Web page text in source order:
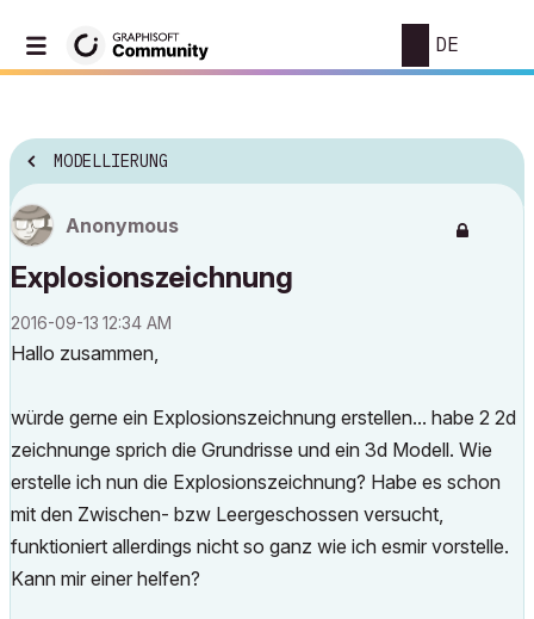
DE
MODELLIERUNG
Anonymous
Explosionszeichnung
‎2016-09-13 12:34 AM
Hallo zusammen,
würde gerne ein Explosionszeichnung erstellen... habe 2 2d
zeichnunge sprich die Grundrisse und ein 3d Modell. Wie
erstelle ich nun die Explosionszeichnung? Habe es schon
mit den Zwischen- bzw Leergeschossen versucht,
funktioniert allerdings nicht so ganz wie ich esmir vorstelle.
Kann mir einer helfen?